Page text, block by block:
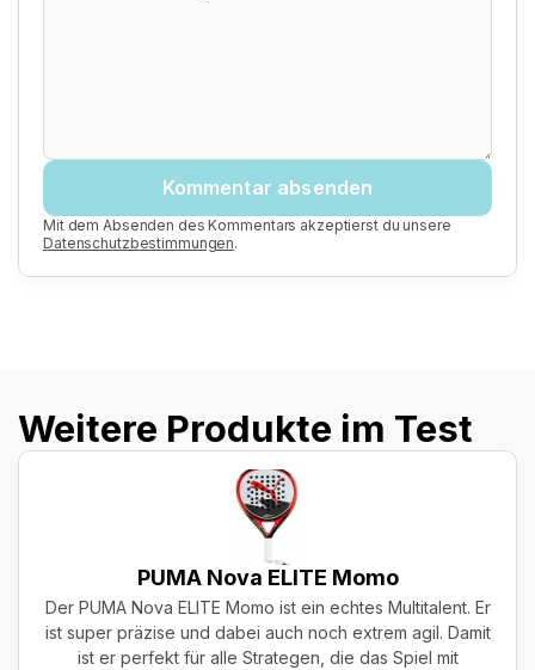
Mit dem Absenden des Kommentars akzeptierst du unsere
Datenschutzbestimmungen.
Kommentar absenden
Weitere Produkte im Test
PUMA Nova ELITE Momo
Der PUMA Nova ELITE Momo ist ein echtes Multitalent. Er
ist super präzise und dabei auch noch extrem agil. Damit
ist er perfekt für alle Strategen, die das Spiel mit